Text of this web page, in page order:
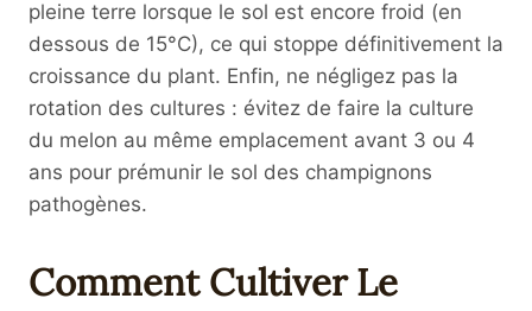
pleine terre lorsque le sol est encore froid (en
dessous de 15°C), ce qui stoppe définitivement la
croissance du plant. Enfin, ne négligez pas la
rotation des cultures : évitez de faire la culture
du melon au même emplacement avant 3 ou 4
ans pour prémunir le sol des champignons
pathogènes.
Comment Cultiver Le